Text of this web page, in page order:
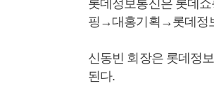
롯데정보통신은 롯데
핑→대홍기획→롯데정
신동빈 회장은 롯데정
된다.